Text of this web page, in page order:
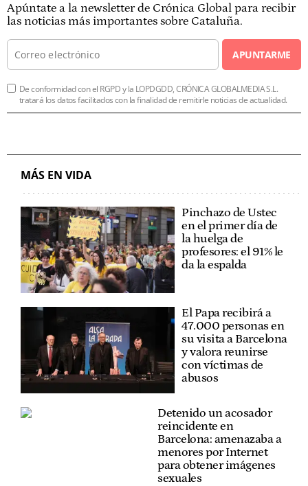
Apúntate a la newsletter de Crónica Global para recibir
las noticias más importantes sobre Cataluña.
APUNTARME
De conformidad con el RGPD y la LOPDGDD, CRÓNICA GLOBALMEDIA S.L.
tratará los datos facilitados con la finalidad de remitirle noticias de actualidad.
MÁS EN VIDA
Pinchazo de Ustec
en el primer día de
la huelga de
profesores: el 91% le
da la espalda
El Papa recibirá a
47.000 personas en
su visita a Barcelona
y valora reunirse
con víctimas de
abusos
Detenido un acosador
reincidente en
Barcelona: amenazaba a
menores por Internet
para obtener imágenes
sexuales